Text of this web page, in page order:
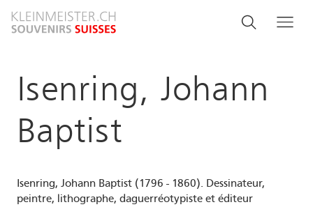
au
Search
Rechercher
Isenring, Johann
Baptist
Isenring, Johann Baptist (1796 - 1860). Dessinateur,
peintre, lithographe, daguerréotypiste et éditeur